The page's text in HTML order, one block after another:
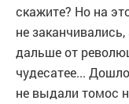
скажите? Но на
не
дальше от
чудесатее...
не выдали томос